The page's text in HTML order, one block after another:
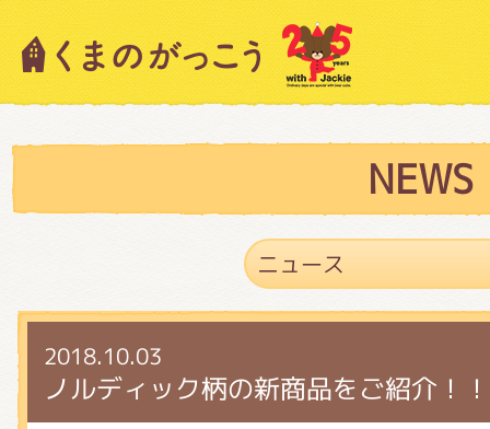
NEWS
2018.10.03
ノルディック柄の新商品をご紹介！！
キャラクター紹介
スタッフブログ
絵本・作家紹介